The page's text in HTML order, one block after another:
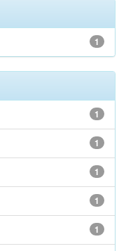
1
1
1
1
1
1